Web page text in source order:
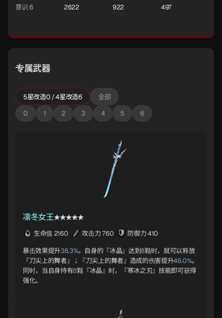
意识 6
2622 922 497
专属武器
5星改造0 / 4星改造6
全部
0
1 2 3 4 5 6
凛冬女王
生命值 2160 攻击力 760 防御力 410
暴击效果提升36.3%。自身的『冰晶』达到8颗时，就可以释放
『刀尖上的舞者』；『刀尖上的舞者』造成的伤害提升46.0%。
同时，当自身持有8颗『冰晶』时，『寒冰之刃』技能即可获得
强化。